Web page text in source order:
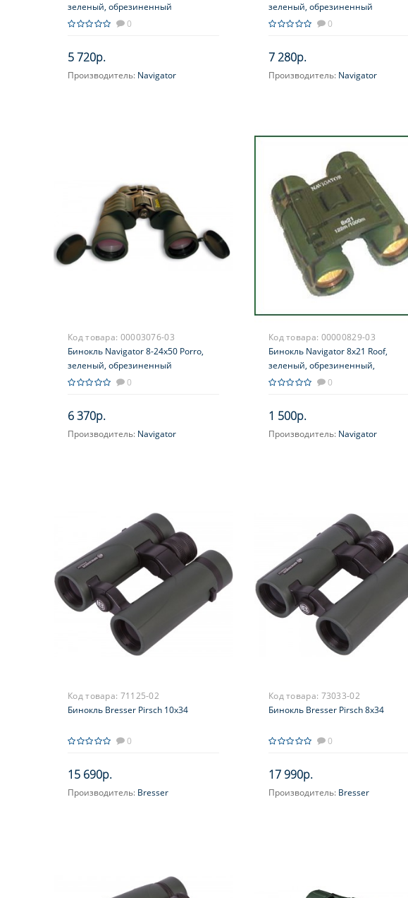
зеленый, обрезиненный
0
5 720р.
Производитель: Navigator
зеленый, обрезиненный
0
7 280р.
Производитель: Navigator
Код товара: 00003076-03
Бинокль Navigator 8-24x50 Porro,
зеленый, обрезиненный
0
6 370р.
Производитель: Navigator
Код товара: 00000829-03
Бинокль Navigator 8х21 Roof,
зеленый, обрезиненный,
компактный 0
1 500р.
Производитель: Navigator
Код товара: 71125-02
Бинокль Bresser Pirsch 10x34
0
15 690р.
Производитель: Bresser
Код товара: 73033-02
Бинокль Bresser Pirsch 8x34
0
17 990р.
Производитель: Bresser